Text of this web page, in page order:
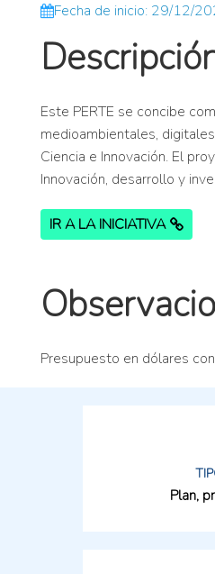
Fecha de inicio: 29/12/
Este PERTE se concibe
medioambientales,
Ciencia e Innovación. El
Innovación, desarrollo y
IR A LA INICIATIVA
Presupuesto en dólares
Plan,